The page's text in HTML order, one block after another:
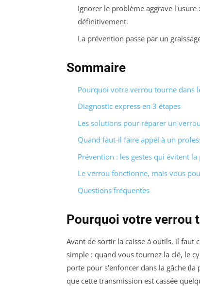
Ignorer le problème aggrave l'usure
définitivement.
La prévention passe par un
Sommaire
Pourquoi votre verrou tourne dans
Diagnostic express en 3 étapes
Les solutions pour réparer un
Quand faut-il faire appel à un
Prévention : les gestes qui évitent la
Le verrou fonctionne, mais vous
Questions fréquentes
Pourquoi votre verrou
Avant de sortir la caisse à outils, il faut
simple : quand vous tournez la clé, le
porte pour s'enfoncer dans la gâche
que cette transmission est cassée